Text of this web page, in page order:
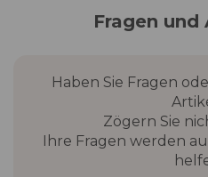
Fragen
Haben Sie Fragen
Zögern Sie
Ihre Fragen werden